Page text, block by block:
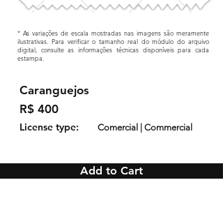
* As variações de escala mostradas nas imagens são meramente
ilustrativas. Para verificar o tamanho real do módulo do arquivo
digital, consulte as informações técnicas disponíveis para cada
estampa.
Caranguejos
R$ 400
License type: Comercial | Commercial
Add to Cart